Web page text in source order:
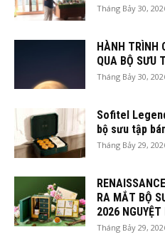
Tháng Bảy 30,
HÀNH TRÌNH
QUA BỘ SƯU
Tháng Bảy 30,
Sofitel
bộ sưu tập
Tháng Bảy 29,
RA MẮT BỘ
2026 NGUYỆT
Tháng Bảy 29,